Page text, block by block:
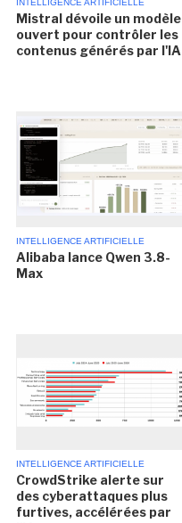
INTELLIGENCE ARTIFICIELLE
Mistral dévoile un modèle
ouvert pour contrôler les
contenus générés par l'IA
INTELLIGENCE ARTIFICIELLE
Alibaba lance Qwen 3.8-
Max
INTELLIGENCE ARTIFICIELLE
CrowdStrike alerte sur
des cyberattaques plus
furtives, accélérées par